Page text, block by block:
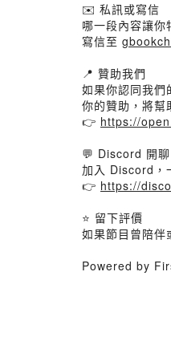
✉️ 私訊或寫信
哪一段內容讓你
寫信至
📍 贊助我們
如果你認同我們
你的贊助，將幫
👉 https://
💬 Discord 開聊
加入 Discord，
👉 https://
⭐ 留下評價
如果節目曾陪伴
Powered by